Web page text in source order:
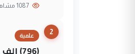
2
علمية